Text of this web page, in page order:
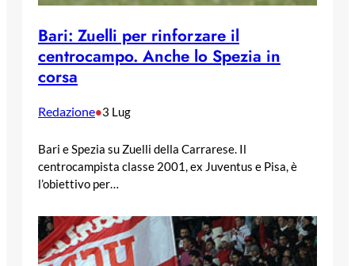
Bari: Zuelli per rinforzare il
centrocampo. Anche lo Spezia in
corsa
Redazione•3 Lug
Bari e Spezia su Zuelli della Carrarese. Il
centrocampista classe 2001, ex Juventus e Pisa, è
l’obiettivo per…